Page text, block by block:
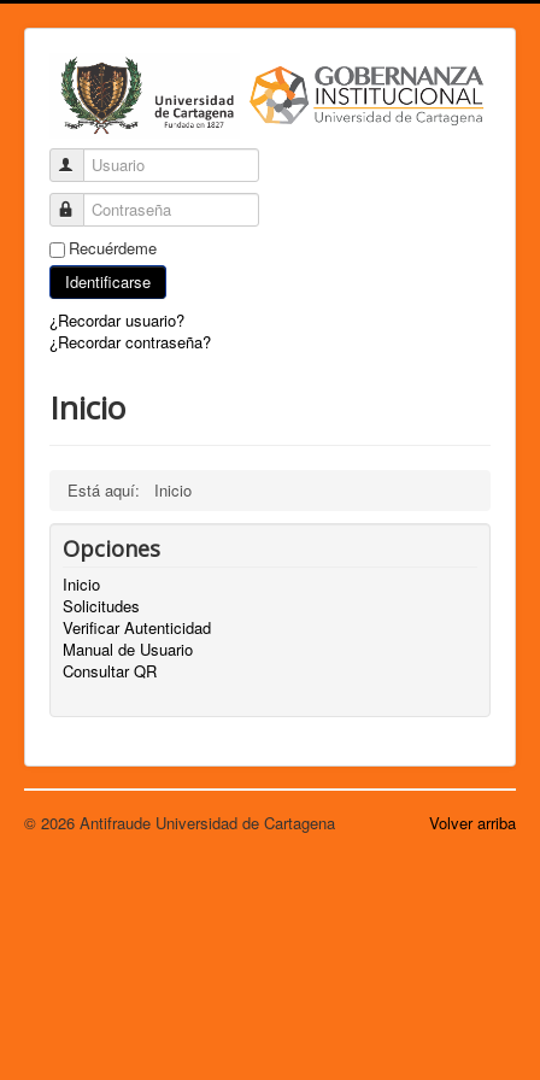
Usuario
Contraseña
Recuérdeme
Identificarse
¿Recordar usuario?
¿Recordar contraseña?
Inicio
Está aquí: Inicio
Opciones
Inicio
Solicitudes
Verificar Autenticidad
Manual de Usuario
Consultar QR
Volver arriba
© 2026 Antifraude Universidad de Cartagena